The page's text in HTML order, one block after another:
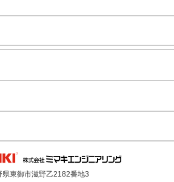
県東御市滋野乙2182番地3